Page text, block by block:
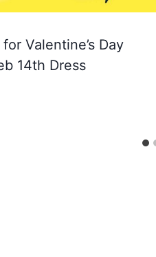
Valentine’s Day
14th Dress